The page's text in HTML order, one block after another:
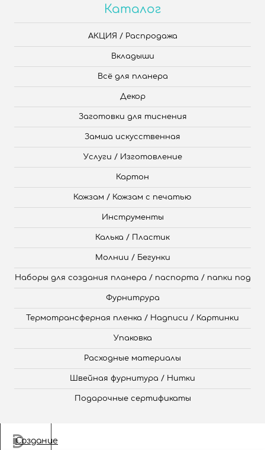
Каталог
АКЦИЯ / Распродажа
Вкладыши
Всё для планера
Декор
Заготовки для тиснения
Замша искусственная
Услуги / Изготовление
Картон
Кожзам / Кожзам с печатью
Инструменты
Калька / Пластик
Молнии / Бегунки
Наборы для создания планера / паспорта / папки под
Фурнитрура
Термотрансферная пленка / Надписи / Картинки
Упаковка
Расходные материалы
Швейная фурнитура / Нитки
Подарочные сертификаты
Создание